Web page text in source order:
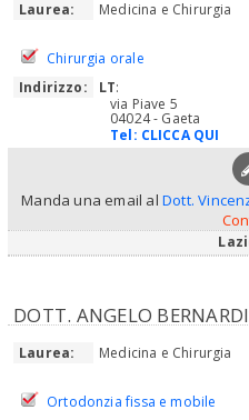
Laurea: Medicina e Chirurgia
Chirurgia orale
Indirizzo:
LT:
via Piave 5
04024 - Gaeta
Tel: CLICCA QUI
Manda una email al Dott.
DOTT. ANGELO
Laurea: Medicina e Chirurgia
Ortodonzia fissa e mobile